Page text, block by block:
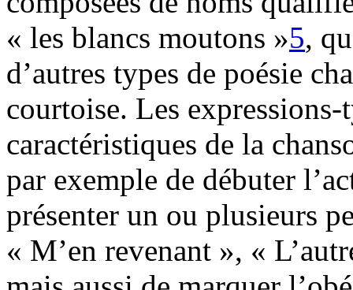
« les blancs moutons »5,
d’autres types de poésie
courtoise. Les
caractéristiques de la
par exemple de débuter
présenter un ou plusieurs
« M’en revenant », «